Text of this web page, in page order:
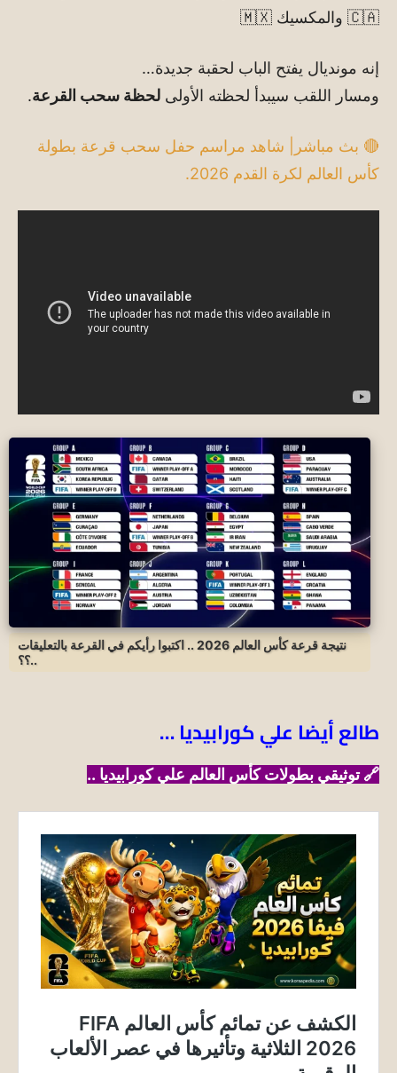
🇨🇦 والمكسيك 🇲🇽
إنه مونديال يفتح الباب لحقبة جديدة…
ومسار اللقب سيبدأ لحظته الأولى لحظة سحب القرعة.
🔴 بث مباشر| شاهد مراسم حفل سحب قرعة بطولة
كأس العالم لكرة القدم 2026.
نتيجة قرعة كأس العالم 2026 .. اكتبوا رأيكم في القرعة بالتعليقات
..؟؟
طالع أيضا علي كورابيديا …
🔗توثيقي بطولات كأس العالم علي كورابيديا ..